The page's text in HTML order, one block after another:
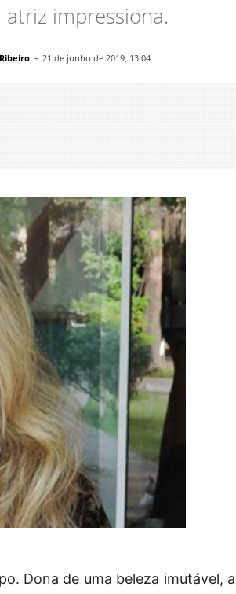
atriz impressiona.
- 21 de junho de 2019, 13:04
Dona de uma beleza imutável, a